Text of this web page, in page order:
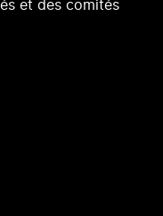
et des comités